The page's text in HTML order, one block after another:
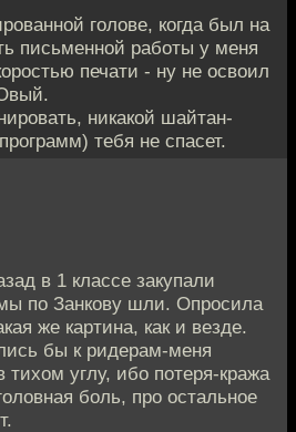
голове, когда был на
письменной работы у меня
печати - ну не освоил
никакой шайтан-
тебя не спасет.
в 1 классе закупали
по Занкову шли. Опросила
же картина, как и везде.
бы к ридерам-меня
углу, ибо потеря-кража
боль, про остальное